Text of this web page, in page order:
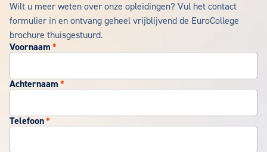
Wilt u meer weten over onze opleidingen? Vul het contact
formulier in en ontvang geheel vrijblijvend de EuroCollege
brochure thuisgestuurd.
Voornaam *
Achternaam *
Telefoon*